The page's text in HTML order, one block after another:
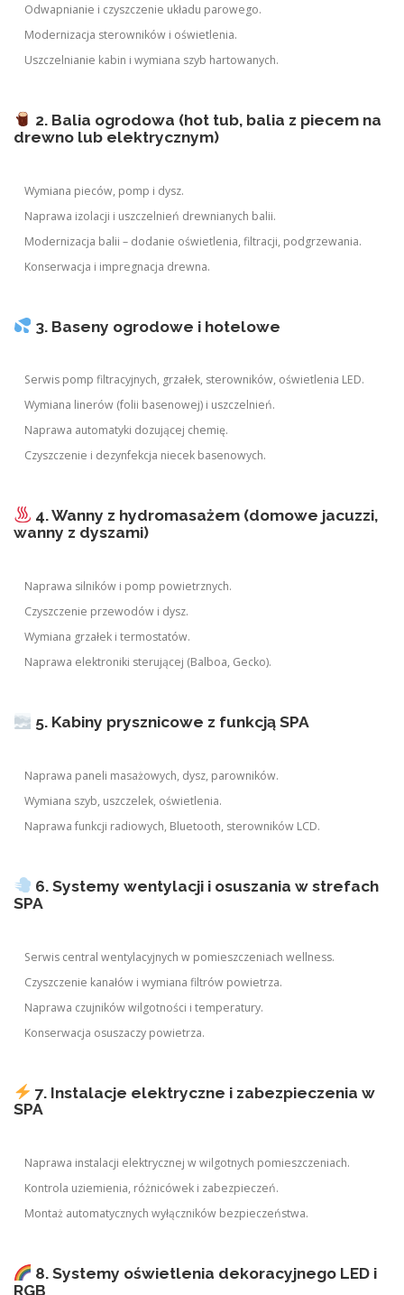
Odwapnianie i czyszczenie układu parowego.
Modernizacja sterowników i oświetlenia.
Uszczelnianie kabin i wymiana szyb hartowanych.
2. Balia ogrodowa (hot tub, balia z piecem na
drewno lub elektrycznym)
Wymiana pieców, pomp i dysz.
Naprawa izolacji i uszczelnień drewnianych balii.
Modernizacja balii – dodanie oświetlenia, filtracji, podgrzewania.
Konserwacja i impregnacja drewna.
3. Baseny ogrodowe i hotelowe
Serwis pomp filtracyjnych, grzałek, sterowników, oświetlenia LED.
Wymiana linerów (folii basenowej) i uszczelnień.
Naprawa automatyki dozującej chemię.
Czyszczenie i dezynfekcja niecek basenowych.
4. Wanny z hydromasażem (domowe jacuzzi,
wanny z dyszami)
Naprawa silników i pomp powietrznych.
Czyszczenie przewodów i dysz.
Wymiana grzałek i termostatów.
Naprawa elektroniki sterującej (Balboa, Gecko).
5. Kabiny prysznicowe z funkcją SPA
Naprawa paneli masażowych, dysz, parowników.
Wymiana szyb, uszczelek, oświetlenia.
Naprawa funkcji radiowych, Bluetooth, sterowników LCD.
6. Systemy wentylacji i osuszania w strefach
SPA
Serwis central wentylacyjnych w pomieszczeniach wellness.
Czyszczenie kanałów i wymiana filtrów powietrza.
Naprawa czujników wilgotności i temperatury.
Konserwacja osuszaczy powietrza.
7. Instalacje elektryczne i zabezpieczenia w
SPA
Naprawa instalacji elektrycznej w wilgotnych pomieszczeniach.
Kontrola uziemienia, różnicówek i zabezpieczeń.
Montaż automatycznych wyłączników bezpieczeństwa.
8. Systemy oświetlenia dekoracyjnego LED i
RGB